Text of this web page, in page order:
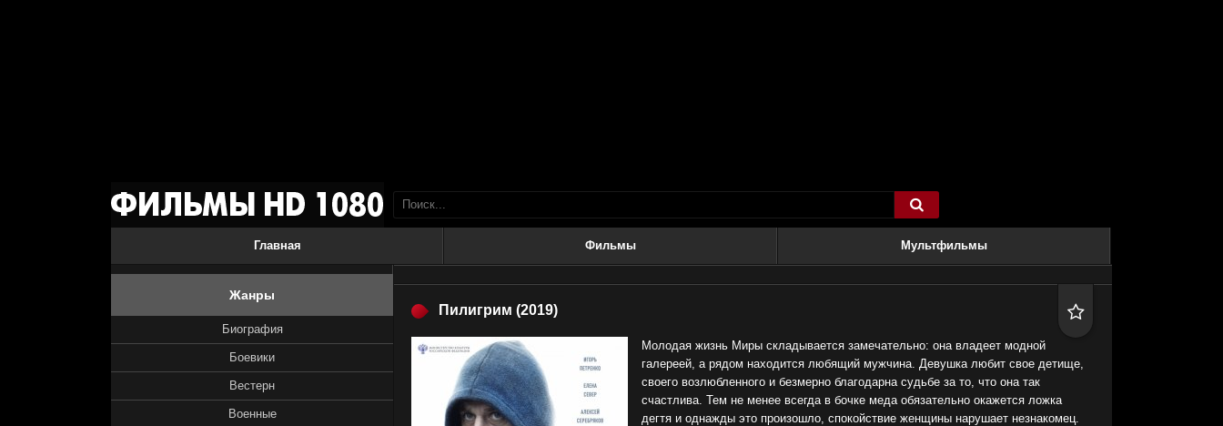

Главная Фильмы Мультфильмы
Пилигрим (2019) 
Молодая жизнь Миры складывается замечательно: она владеет модной
галереей, а рядом находится любящий мужчина. Девушка любит свое детище,
своего возлюбленного и безмерно благодарна судьбе за то, что она так
счастлива. Тем не менее всегда в бочке меда обязательно окажется ложка
дегтя и однажды это произошло, спокойствие женщины нарушает незнакомец.
Жанры
Биография
Боевики
Вестерн
Военные